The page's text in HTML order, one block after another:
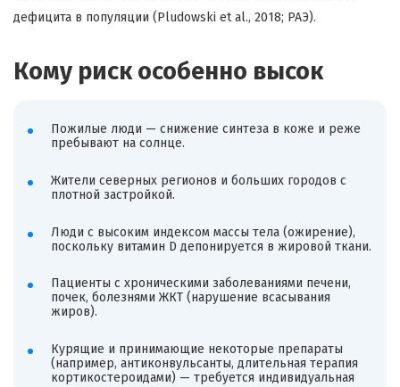
дефицита в популяции (Pludowski et al., 2018; РАЭ).
Кому риск особенно высок
Пожилые люди — снижение синтеза в коже и реже
пребывают на солнце.
Жители северных регионов и больших городов с
плотной застройкой.
Люди с высоким индексом массы тела (ожирение),
поскольку витамин D депонируется в жировой ткани.
Пациенты с хроническими заболеваниями печени,
почек, болезнями ЖКТ (нарушение всасывания
жиров).
Курящие и принимающие некоторые препараты
(например, антиконвульсанты, длительная терапия
кортикостероидами) — требуется индивидуальная